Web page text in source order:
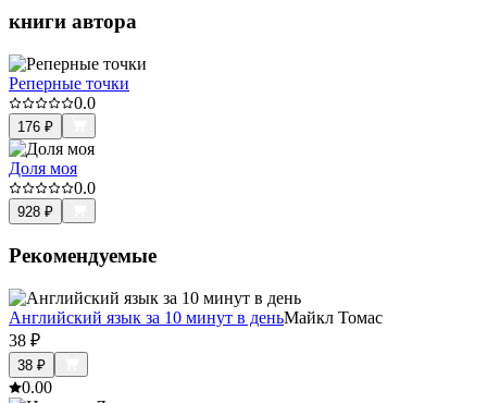
книги автора
Реперные точки
0.0
176 ₽
Доля моя
0.0
928 ₽
Рекомендуемые
Английский язык за 10 минут в деньМайкл Томас
38 ₽
38 ₽
0.00